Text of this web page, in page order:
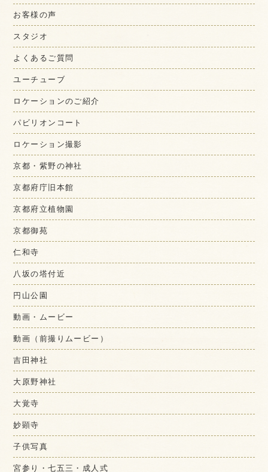
お客様の声
スタジオ
よくあるご質問
ユーチューブ
ロケーションのご紹介
パビリオンコート
ロケーション撮影
京都・紫野の神社
京都府庁旧本館
京都府立植物園
京都御苑
仁和寺
八坂の塔付近
円山公園
動画・ムービー
動画（前撮りムービー）
吉田神社
大原野神社
大覚寺
妙顕寺
子供写真
宮参り・七五三・成人式